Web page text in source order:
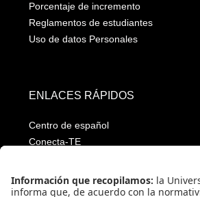
Porcentaje de incremento
Reglamentos de estudiantes
Uso de datos Personales
ENLACES RÁPIDOS
Centro de español
Conecta-TE
Emergencias: Extensión 0000
Eventos destacados